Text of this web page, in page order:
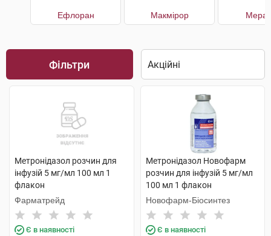
Ефлоран Макмірор
Фільтри
Метронідазол розчин для
інфузій 5 мг/мл 100 мл 1
флакон
Фарматрейд
Є в наявності
Метронідазол Новофарм
розчин для інфузій 5 мг/мл
100 мл 1 флакон
Новофарм-Біосинтез
Є в наявності